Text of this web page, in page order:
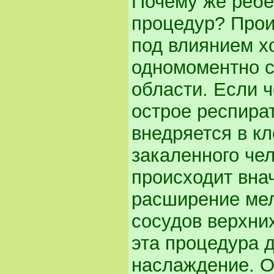
процедур?
под влиянием
одномоментно
области. Если
острое
внедряется в
закаленного
происходит
расширение
сосудов
эта процедура
наслаждение.